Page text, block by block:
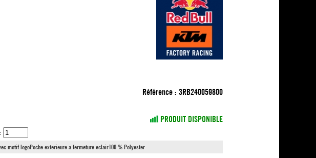
Référence : 3RB240059800
PRODUIT DISPONIBLE
motif logoPoche exterieure a fermeture eclair100 % Polyester